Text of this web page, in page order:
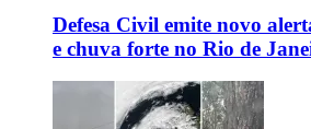
Defesa Civil emite novo
e chuva forte no Rio de